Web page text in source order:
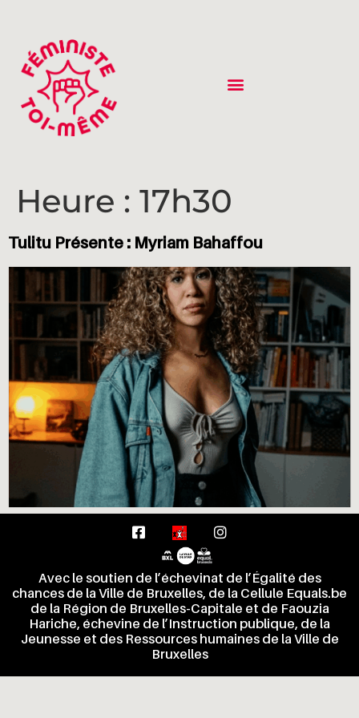
Heure : 17h30
Tulitu Présente : Myriam Bahaffou
Avec le soutien de l’échevinat de l’Égalité des
chances de la Ville de Bruxelles, de la Cellule Equals.be
de la Région de Bruxelles-Capitale et de Faouzia
Hariche, échevine de l’Instruction publique, de la
Jeunesse et des Ressources humaines de la Ville de
Bruxelles